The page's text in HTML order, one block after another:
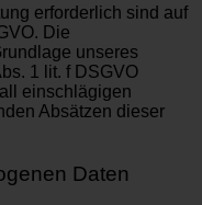
erforderlich sind auf
Die
unseres
1 lit. f DSGVO
einschlägigen
Absätzen dieser
Daten